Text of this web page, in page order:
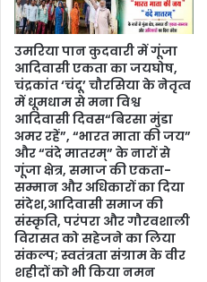
उमरिया पान कुदवारी में गूंजा
आदिवासी एकता का जयघोष,
चंद्रकांत ‘चंदू’ चौरसिया के नेतृत्व
में धूमधाम से मना विश्व
आदिवासी दिवस“बिरसा मुंडा
अमर रहें”, “भारत माता की जय”
और “वंदे मातरम्” के नारों से
गूंजा क्षेत्र, समाज की एकता-
सम्मान और अधिकारों का दिया
संदेश,आदिवासी समाज की
संस्कृति, परंपरा और गौरवशाली
विरासत को सहेजने का लिया
संकल्प; स्वतंत्रता संग्राम के वीर
शहीदों को भी किया नमन